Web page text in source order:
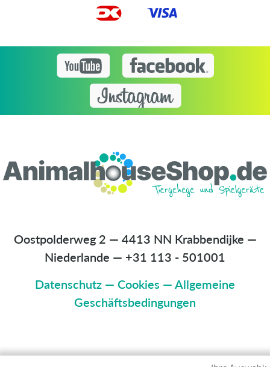
Oostpolderweg 2 — 4413 NN Krabbendijke —
Niederlande — +31 113 - 501001
Datenschutz — Cookies —Allgemeine
Geschäftsbedingungen